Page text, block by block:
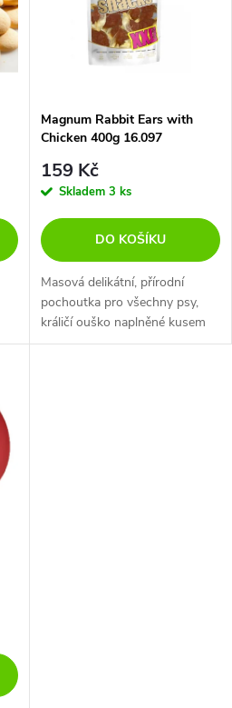
Magnum Rabbit Ears with
Chicken 400g 16.097
159 Kč
Skladem 3 ks
DO KOŠÍKU
Masová delikátní, přírodní
pochoutka pro všechny psy,
králičí ouško naplněné kusem
kuřecího masa.